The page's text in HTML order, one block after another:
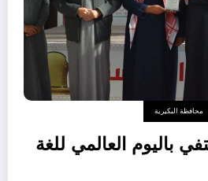
محافظة البكيرية
باليوم العالمي للغة